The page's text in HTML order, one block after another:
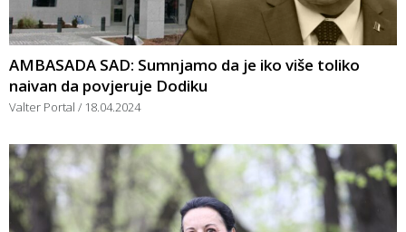
AMBASADA SAD: Sumnjamo da je iko više toliko
naivan da povjeruje Dodiku
Valter Portal 18.04.2024